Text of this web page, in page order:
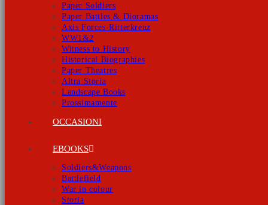
Paper Soldiers
Paper Battles & Dioramas
Axis Forces-Ritterkreuz
WW1&2
Witness to History
Historical Biographies
Paper Theatres
Altra Storia
Landscape Books
Prossimamente
OCCASIONI
EBOOKS
Soldiers&Weapons
Battlefield
War in colour
Storia